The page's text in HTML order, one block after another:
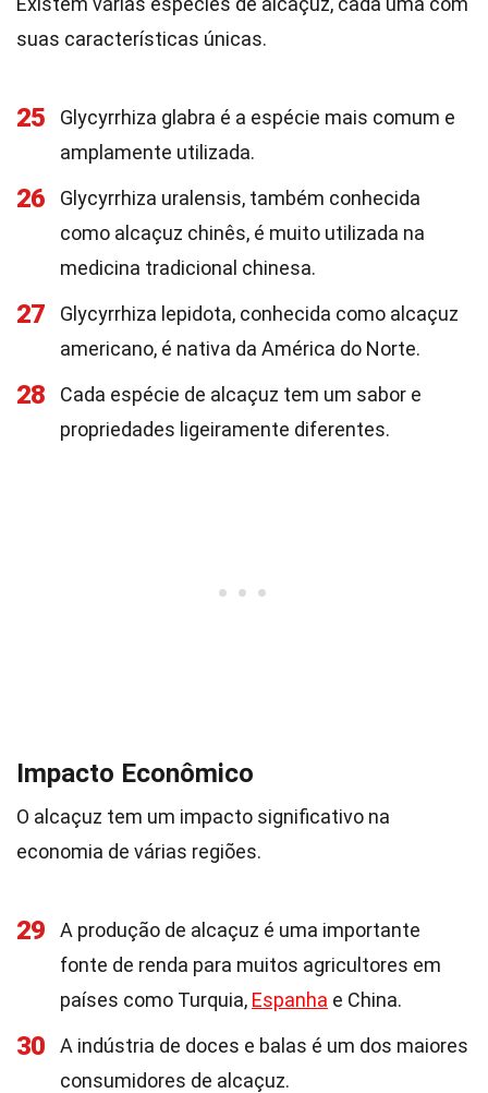
suas características únicas.
25
Glycyrrhiza glabra é a espécie mais comum e
amplamente utilizada.
26
Glycyrrhiza uralensis, também conhecida
como alcaçuz chinês, é muito utilizada na
medicina tradicional chinesa.
27
Glycyrrhiza lepidota, conhecida como alcaçuz
americano, é nativa da América do Norte.
28
Cada espécie de alcaçuz tem um sabor e
propriedades ligeiramente diferentes.
Impacto Econômico
O alcaçuz tem um impacto significativo na
economia de várias regiões.
29
A produção de alcaçuz é uma importante
fonte de renda para muitos agricultores em
países como Turquia, Espanha e China.
30
A indústria de doces e balas é um dos maiores
consumidores de alcaçuz.